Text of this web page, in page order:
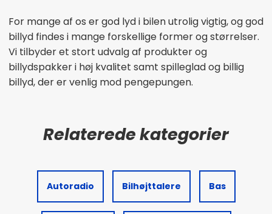
For mange af os er god lyd i bilen utrolig vigtig, og god
billyd findes i mange forskellige former og størrelser.
Vi tilbyder et stort udvalg af produkter og
billydspakker i høj kvalitet samt spilleglad og billig
billyd, der er venlig mod pengepungen.
Autoradio Bilhøjttalere Bas